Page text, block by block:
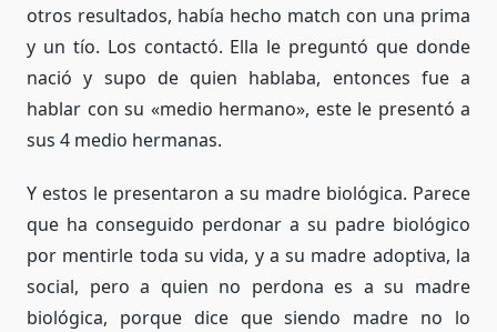
otros resultados, había hecho match con una prima
y un tío. Los contactó. Ella le preguntó que donde
nació y supo de quien hablaba, entonces fue a
hablar con su «medio hermano», este le presentó a
sus 4 medio hermanas.
Y estos le presentaron a su madre biológica. Parece
que ha conseguido perdonar a su padre biológico
por mentirle toda su vida, y a su madre adoptiva, la
social, pero a quien no perdona es a su madre
biológica, porque dice que siendo madre no lo